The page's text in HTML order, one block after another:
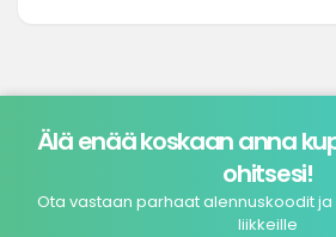
Älä enää koskaan anna
ohitsesi!
Ota vastaan parhaat alennuskoodit
liikkeille